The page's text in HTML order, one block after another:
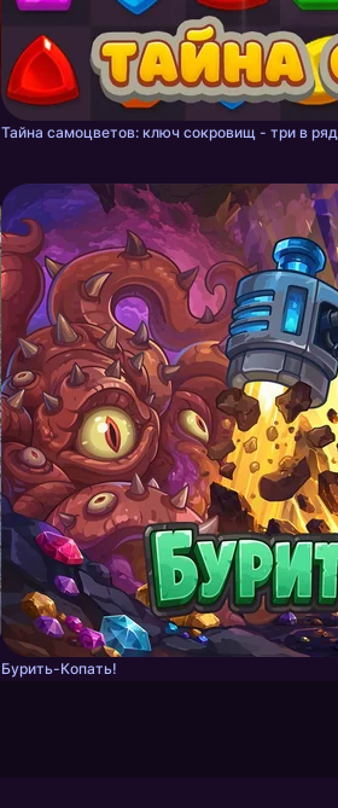
Тайна самоцветов: ключ сокровищ - три в ряд
Бурить-Копать!